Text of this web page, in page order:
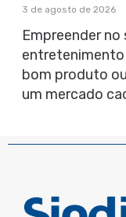
3 de agosto de 2026
Empreender
bom produto
um mercado